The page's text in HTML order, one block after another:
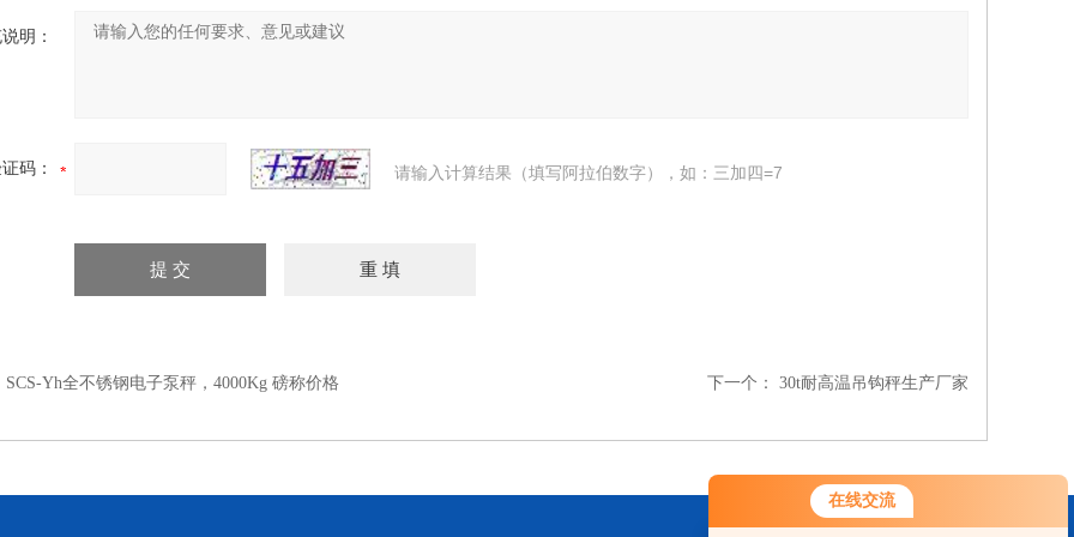
在线交流
明：
码： 请输入计算结果（填写阿拉伯数字），如：三加四=7
SCS-Yh全不锈钢电子泵秤，4000Kg 磅称价格 下一个： 30t耐高温吊钩秤生产厂家